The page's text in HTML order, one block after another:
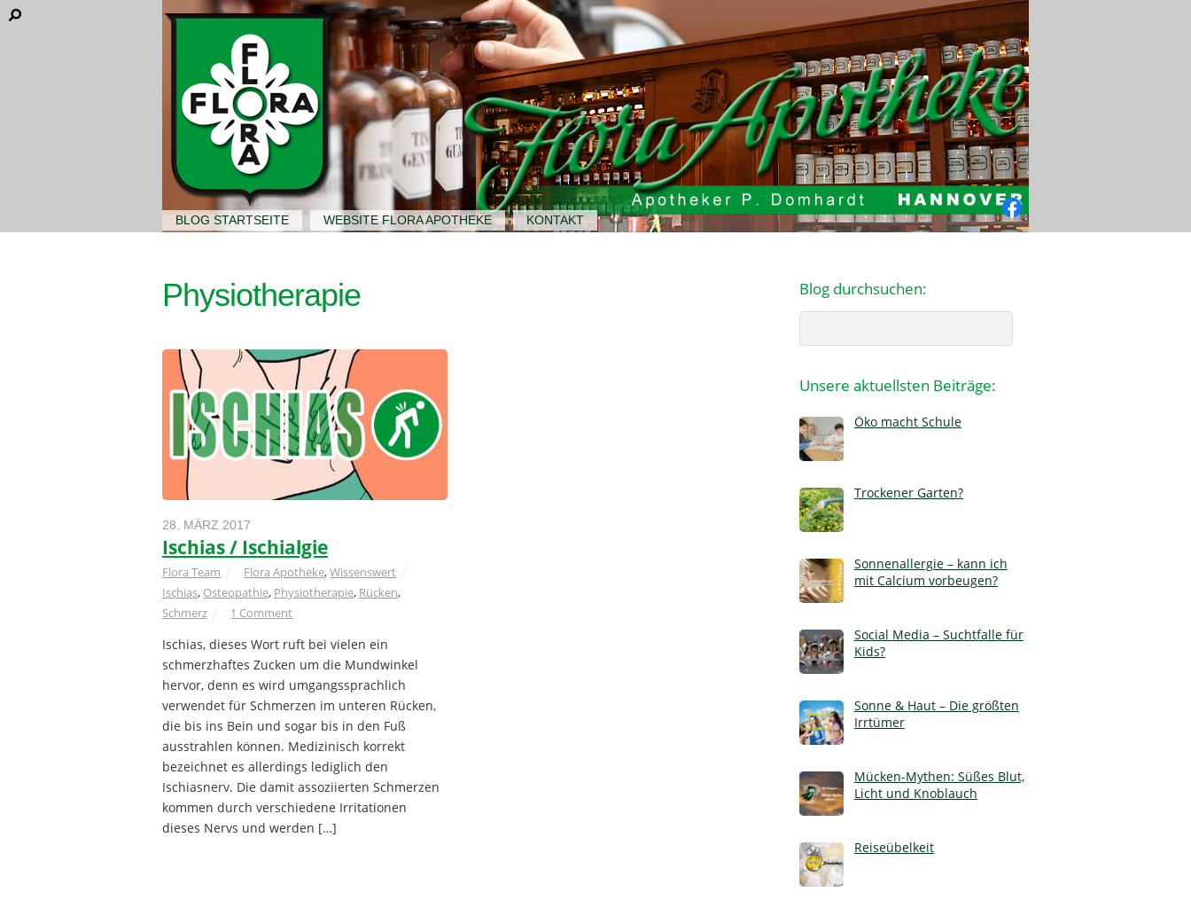
BLOG STARTSEITE WEBSITE FLORA APOTHEKE KONTAKT
Facebook
Physiotherapie
28. MÄRZ 2017
Ischias / Ischialgie
Flora Team Flora Apotheke,Wissenswert
Ischias, Osteopathie, Physiotherapie, Rücken,
Schmerz
1 Comment
Ischias, dieses Wort ruft bei vielen ein
schmerzhaftes Zucken um die Mundwinkel
hervor, denn es wird umgangssprachlich
verwendet für Schmerzen im unteren Rücken,
die bis ins Bein und sogar bis in den Fuß
ausstrahlen können. Medizinisch korrekt
bezeichnet es allerdings lediglich den
Ischiasnerv. Die damit assoziierten Schmerzen
kommen durch verschiedene Irritationen
dieses Nervs und werden […]
Blog durchsuchen:
Unsere aktuellsten Beiträge:
Öko macht Schule
Trockener Garten?
Sonnenallergie – kann ich
mit Calcium vorbeugen?
Social Media – Suchtfalle für
Kids?
Sonne & Haut – Die größten
Irrtümer
Mücken-Mythen: Süßes Blut,
Licht und Knoblauch
Reiseübelkeit